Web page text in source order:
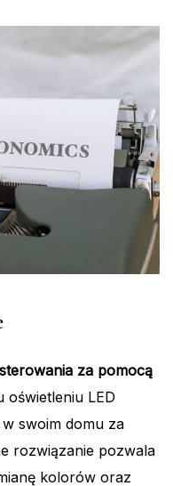
za pomocą
oświetleniu LED
swoim domu za
rozwiązanie pozwala
kolorów oraz